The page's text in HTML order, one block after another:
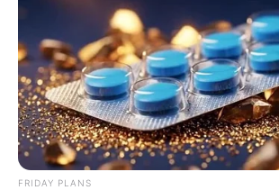
ราศีธนู
ความรัก: คนโสด เตรียมสละโสด มีเ
ส่วนคนไม่โสด มีเกณฑ์ได้รับข่าวดีเรื่องท้
สวย คนที่เพิ่งเลิกรากันจะกลับมาคืนดี
FRIDAY PLANS